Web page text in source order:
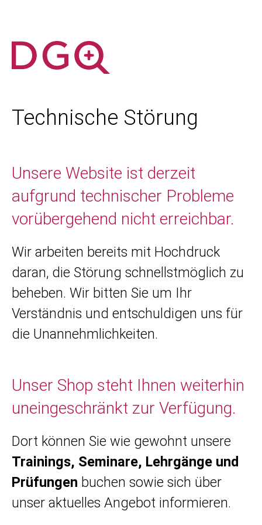
Technische Störung
Unsere Website ist derzeit
aufgrund technischer Probleme
vorübergehend nicht erreichbar.
Wir arbeiten bereits mit Hochdruck
daran, die Störung schnellstmöglich zu
beheben. Wir bitten Sie um Ihr
Verständnis und entschuldigen uns für
die Unannehmlichkeiten.
Unser Shop steht Ihnen weiterhin
uneingeschränkt zur Verfügung.
Dort können Sie wie gewohnt unsere
Trainings, Seminare, Lehrgänge und
Prüfungen buchen sowie sich über
unser aktuelles Angebot informieren.